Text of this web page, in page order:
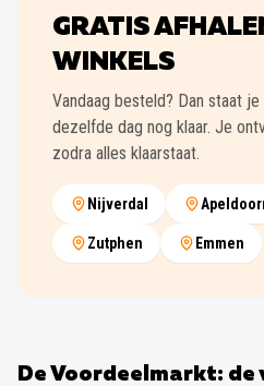
GRATIS
WINKELS
Vandaag besteld? Dan staat
dezelfde dag nog klaar. Je
zodra alles klaarstaat.
Nijverdal
Zutphen Emmen
De Voordeelmarkt: